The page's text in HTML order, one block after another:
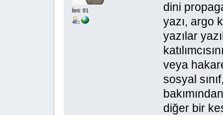
İleti: 81
dini
yazı, argo
yazılar
veya
sosyal
diğer bir